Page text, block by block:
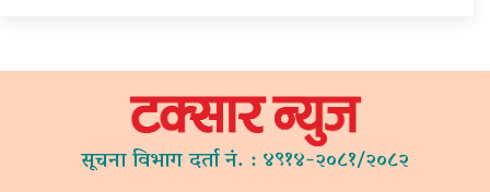
सूचना विभाग दर्ता नं. : ४९१४-२०८१/२०८२